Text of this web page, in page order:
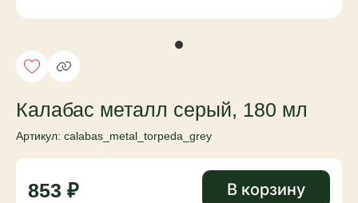
Калабас металл серый, 180 мл
Артикул: calabas_metal_torpeda_grey
853 ₽ В корзину